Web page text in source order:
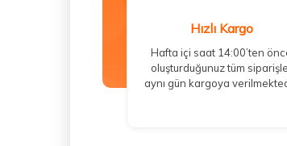
Hızlı Kargo
Hafta içi saat 14:00’ten
oluşturduğunuz tüm
aynı gün kargoya